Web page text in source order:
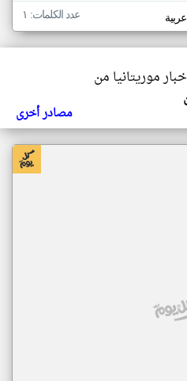
عدد الكلمات: ١
موريتانيا من
مصادر أخرى